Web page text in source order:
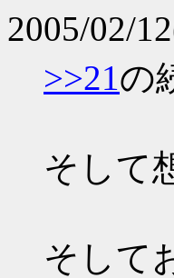
2005/02/
>>21の
そして
そして